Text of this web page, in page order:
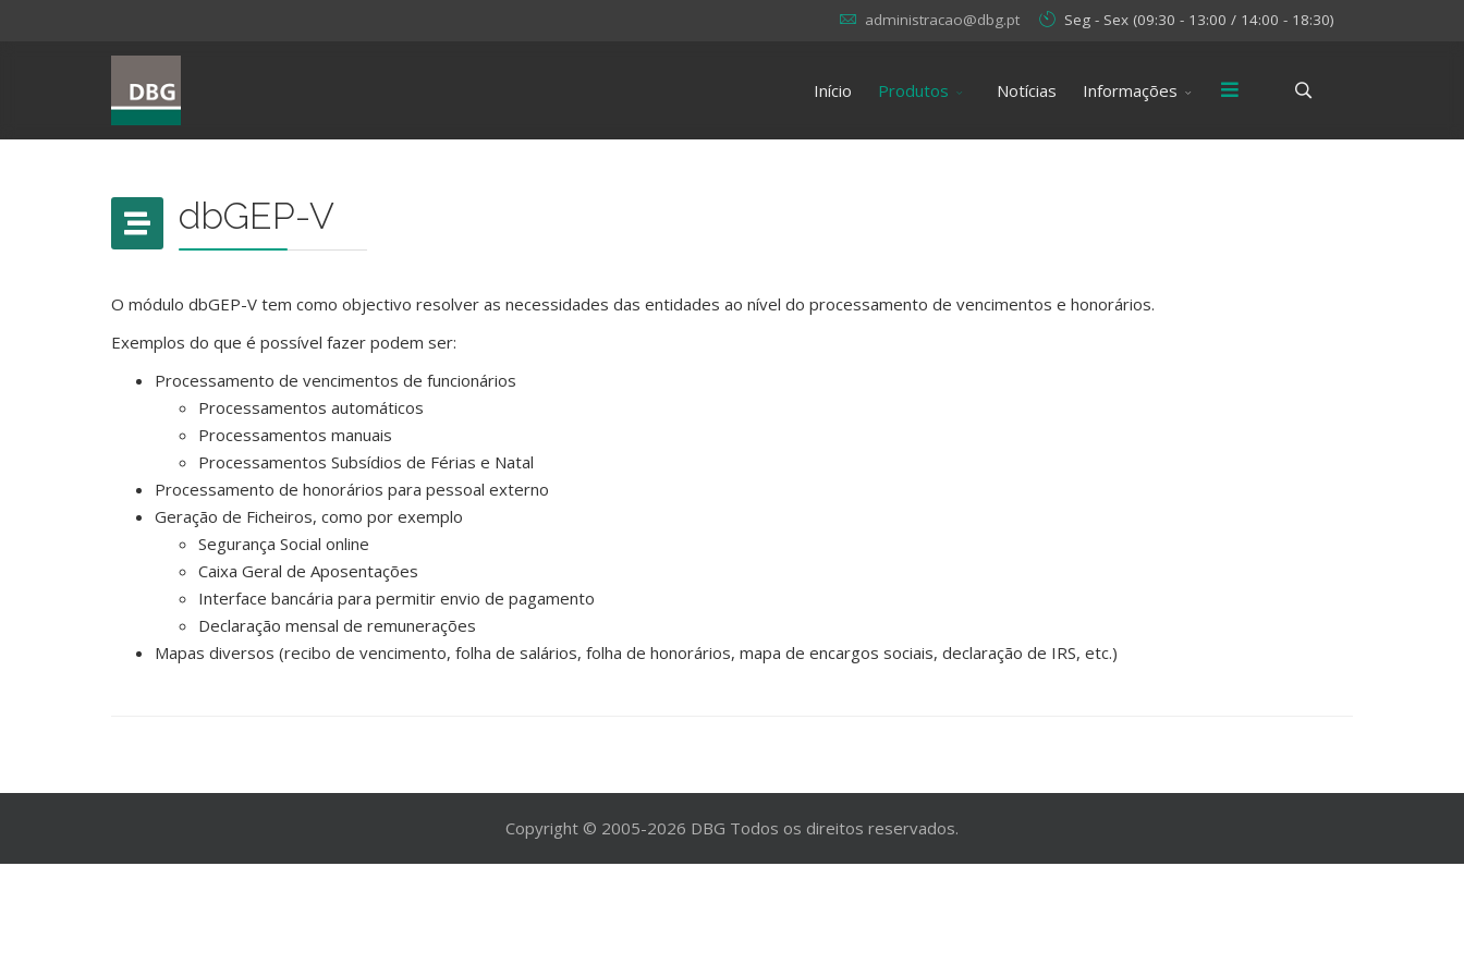
administracao@dbg.pt Seg - Sex (09:30 - 13:00 / 14:00 - 18:30)
Início Produtos Notícias Informações
dbGEP-V
O módulo dbGEP-V tem como objectivo resolver as necessidades das entidades ao nível do processamento de vencimentos e honorários.
Exemplos do que é possível fazer podem ser:
Processamento de vencimentos de funcionários
Processamentos automáticos
Processamentos manuais
Processamentos Subsídios de Férias e Natal
Processamento de honorários para pessoal externo
Geração de Ficheiros, como por exemplo
Segurança Social online
Caixa Geral de Aposentações
Interface bancária para permitir envio de pagamento
Declaração mensal de remunerações
Mapas diversos (recibo de vencimento, folha de salários, folha de honorários, mapa de encargos sociais, declaração de IRS, etc.)
Copyright © 2005-2026 DBG Todos os direitos reservados.